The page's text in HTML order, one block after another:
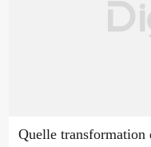
Quelle transformation